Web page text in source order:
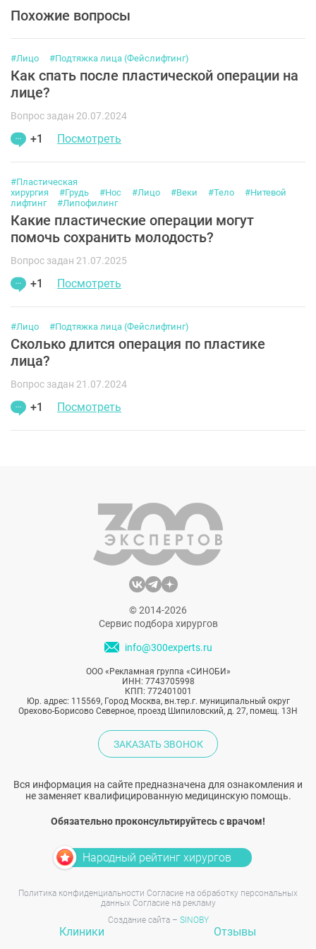
Похожие вопросы
#Лицо #Подтяжка лица (Фейслифтинг)
Как спать после пластической операции на
лице?
Вопрос задан 20.07.2024
+1 Посмотреть
#Пластическая
хирургия
#Грудь #Нос #Лицо #Веки #Тело
#Нитевой
лифтинг
#Липофилинг
Какие пластические операции могут
помочь сохранить молодость?
Вопрос задан 21.07.2025
+1 Посмотреть
#Лицо #Подтяжка лица (Фейслифтинг)
Сколько длится операция по пластике
лица?
Вопрос задан 21.07.2024
+1 Посмотреть
© 2014-2026
Сервис подбора хирургов
info@300experts.ru
ООО «Рекламная группа «СИНОБИ»
ИНН: 7743705998
КПП: 772401001
Юр. адрес: 115569, Город Москва, вн.тер.г. муниципальный округ
Орехово-Борисово Северное, проезд Шипиловский, д. 27, помещ. 13Н
ЗАКАЗАТЬ ЗВОНОК
Вся информация на сайте предназначена для ознакомления и
не заменяет квалифицированную медицинскую помощь.
Обязательно проконсультируйтесь с врачом!
Народный рейтинг хирургов
Политика конфиденциальности Согласие на обработку персональных
данных Согласие на рекламу
Создание сайта – SINOBY
Клиники Отзывы